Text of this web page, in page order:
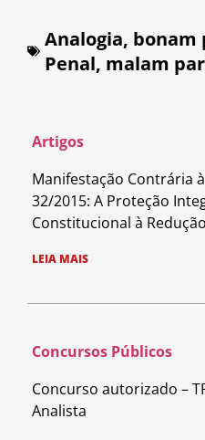
Analogia, bonam
Penal, malam
Artigos
Manifestação Contrária
32/2015: A Proteção
Constitucional à
LEIA MAIS
Concursos Públicos
Concurso autorizado –
Analista